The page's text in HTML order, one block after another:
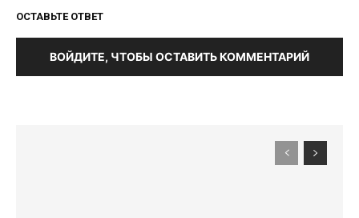
ОСТАВЬТЕ ОТВЕТ
ВОЙДИТЕ, ЧТОБЫ ОСТАВИТЬ КОММЕНТАРИЙ